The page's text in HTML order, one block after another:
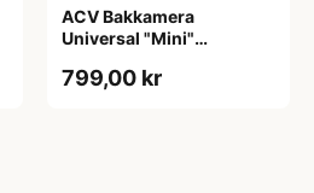
ACV Bakkamera
Universal "Mini"
12V
799,00 kr